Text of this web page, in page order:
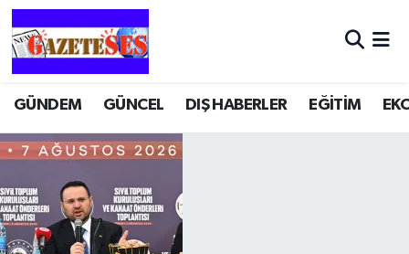
GÜNDEM GÜNCEL DIŞ HABERLER EĞİTİM